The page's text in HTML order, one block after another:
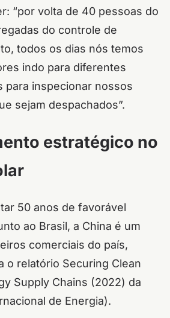
“por volta de 40 pessoas do
do controle de
todos os dias nós temos
indo para diferentes
para inspecionar nossos
sejam despachados”.
estratégico no
50 anos de favorável
ao Brasil, a China é um
comerciais do país,
o relatório Securing Clean
Supply Chains (2022) da
de Energia).